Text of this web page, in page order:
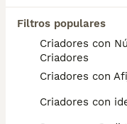
Filtros populares
Criadores con
Criadores
Criadores con
Criadores con
¿Cuánto
de Norfolk
El coste medio
Terrier en
700€, aunque